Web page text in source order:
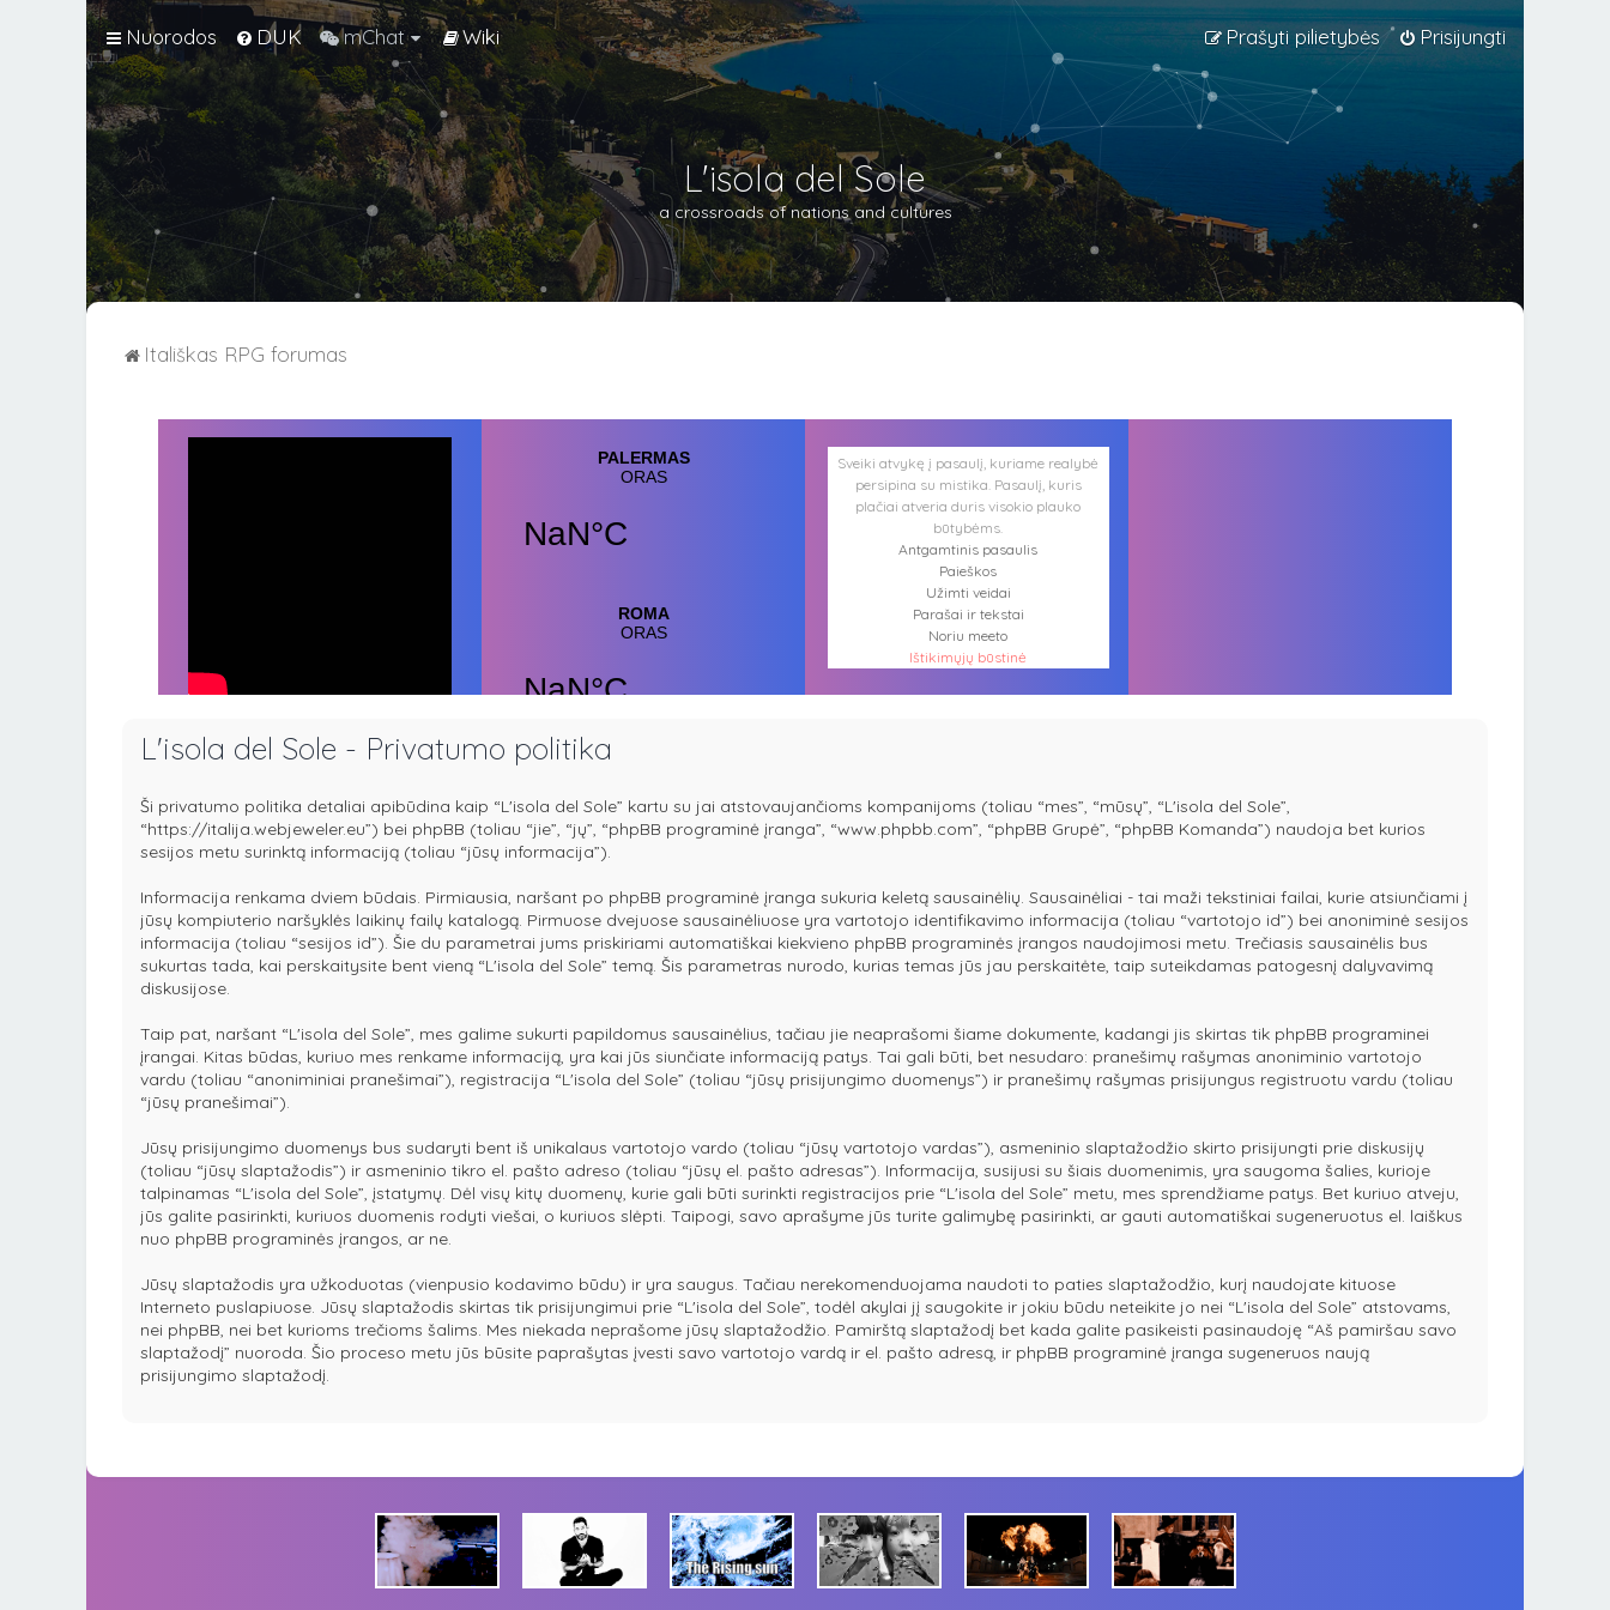
Nuorodos DUK mChat Wiki Prisijungti
Prašyti pilietybės
L'isola del Sole
a crossroads of nations and cultures
Itališkas RPG forumas
Sveiki atvykę į pasaulį, kuriame realybė
persipina su mistika. Pasaulį, kuris
plačiai atveria duris visokio plauko
būtybėms.
Antgamtinis pasaulis
Paieškos
Užimti veidai
Parašai ir tekstai
Noriu meeto
Ištikimųjų būstinė
L'isola del Sole - Privatumo politika
Ši privatumo politika detaliai apibūdina kaip “L'isola del Sole” kartu su jai atstovaujančioms kompanijoms (toliau “mes”, “mūsų”, “L'isola del Sole”,
“https://italija.webjeweler.eu”) bei phpBB (toliau “jie”, “jų”, “phpBB programinė įranga”, “www.phpbb.com”, “phpBB Grupė”, “phpBB Komanda”) naudoja bet kurios
sesijos metu surinktą informaciją (toliau “jūsų informacija”).
Informacija renkama dviem būdais. Pirmiausia, naršant po phpBB programinė įranga sukuria keletą sausainėlių. Sausainėliai - tai maži tekstiniai failai, kurie atsiunčiami į
jūsų kompiuterio naršyklės laikinų failų katalogą. Pirmuose dvejuose sausainėliuose yra vartotojo identifikavimo informacija (toliau “vartotojo id”) bei anoniminė sesijos
informacija (toliau “sesijos id”). Šie du parametrai jums priskiriami automatiškai kiekvieno phpBB programinės įrangos naudojimosi metu. Trečiasis sausainėlis bus
sukurtas tada, kai perskaitysite bent vieną “L'isola del Sole” temą. Šis parametras nurodo, kurias temas jūs jau perskaitėte, taip suteikdamas patogesnį dalyvavimą
diskusijose.
Taip pat, naršant “L'isola del Sole”, mes galime sukurti papildomus sausainėlius, tačiau jie neaprašomi šiame dokumente, kadangi jis skirtas tik phpBB programinei
įrangai. Kitas būdas, kuriuo mes renkame informaciją, yra kai jūs siunčiate informaciją patys. Tai gali būti, bet nesudaro: pranešimų rašymas anoniminio vartotojo
vardu (toliau “anoniminiai pranešimai”), registracija “L'isola del Sole” (toliau “jūsų prisijungimo duomenys”) ir pranešimų rašymas prisijungus registruotu vardu (toliau
“jūsų pranešimai”).
Jūsų prisijungimo duomenys bus sudaryti bent iš unikalaus vartotojo vardo (toliau “jūsų vartotojo vardas”), asmeninio slaptažodžio skirto prisijungti prie diskusijų
(toliau “jūsų slaptažodis”) ir asmeninio tikro el. pašto adreso (toliau “jūsų el. pašto adresas”). Informacija, susijusi su šiais duomenimis, yra saugoma šalies, kurioje
talpinamas “L'isola del Sole”, įstatymų. Dėl visų kitų duomenų, kurie gali būti surinkti registracijos prie “L'isola del Sole” metu, mes sprendžiame patys. Bet kuriuo atveju,
jūs galite pasirinkti, kuriuos duomenis rodyti viešai, o kuriuos slėpti. Taipogi, savo aprašyme jūs turite galimybę pasirinkti, ar gauti automatiškai sugeneruotus el. laiškus
nuo phpBB programinės įrangos, ar ne.
Jūsų slaptažodis yra užkoduotas (vienpusio kodavimo būdu) ir yra saugus. Tačiau nerekomenduojama naudoti to paties slaptažodžio, kurį naudojate kituose
Interneto puslapiuose. Jūsų slaptažodis skirtas tik prisijungimui prie “L'isola del Sole”, todėl akylai jį saugokite ir jokiu būdu neteikite jo nei “L'isola del Sole” atstovams,
nei phpBB, nei bet kurioms trečioms šalims. Mes niekada neprašome jūsų slaptažodžio. Pamirštą slaptažodį bet kada galite pasikeisti pasinaudoję “Aš pamiršau savo
slaptažodį” nuoroda. Šio proceso metu jūs būsite paprašytas įvesti savo vartotojo vardą ir el. pašto adresą, ir phpBB programinė įranga sugeneruos naują
prisijungimo slaptažodį.